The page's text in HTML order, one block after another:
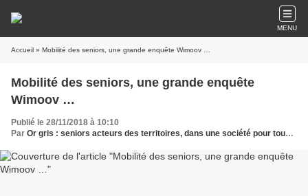
MENU
Accueil » Mobilité des seniors, une grande enquête Wimoov …
Mobilité des seniors, une grande enquête
Wimoov …
Publié le 28/11/2018 à 10:10
Par Or gris : seniors acteurs des territoires, dans une société pour tous les âges